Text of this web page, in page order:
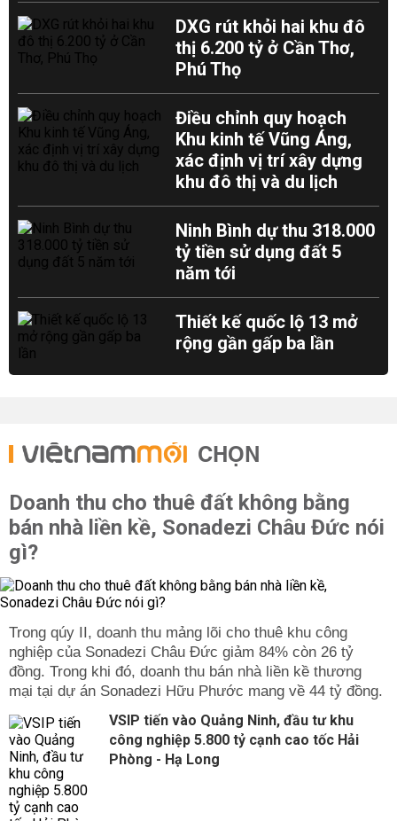
DXG rút khỏi hai khu đô
thị 6.200 tỷ ở Cần Thơ,
Phú Thọ
Điều chỉnh quy hoạch
Khu kinh tế Vũng Áng,
xác định vị trí xây dựng
khu đô thị và du lịch
Ninh Bình dự thu 318.000
tỷ tiền sử dụng đất 5
năm tới
Thiết kế quốc lộ 13 mở
rộng gần gấp ba lần
CHỌN
Doanh thu cho thuê đất không bằng
bán nhà liền kề, Sonadezi Châu Đức nói
gì?
Trong qúy II, doanh thu mảng lõi cho thuê khu công
nghiệp của Sonadezi Châu Đức giảm 84% còn 26 tỷ
đồng. Trong khi đó, doanh thu bán nhà liền kề thương
mại tại dự án Sonadezi Hữu Phước mang về 44 tỷ đồng.
VSIP tiến vào Quảng Ninh, đầu tư khu
công nghiệp 5.800 tỷ cạnh cao tốc Hải
Phòng - Hạ Long